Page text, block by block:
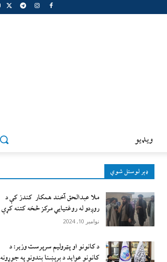
ويډيو
ډېر لوستل شوي
ملا عبدالحق آخند همکار کندز کې د
روږدو له روغتیایي مرکز څخه کتنه کړې
نوامبر 10, 2024
د کانونو او پټرولیم سرپرست وزیر: د
کانونو عواید د برېښنا بندونو په جوړونه